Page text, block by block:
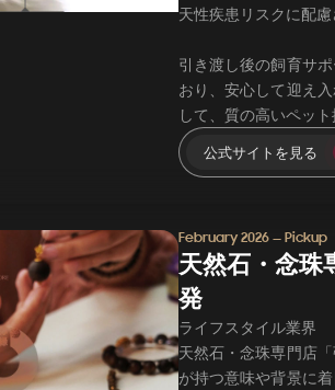
天性疾患リスクに配
引き渡し後の飼育サ
おり、安心して迎え
して、質の高いペッ
公式サイトを見る
February 2026 — Pickup
天然石・念
発
ライフスタイル業界
天然石・念珠専門店
が持つ意味や背景に